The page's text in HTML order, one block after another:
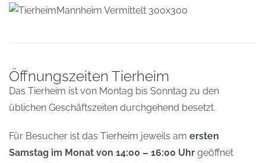
Öffnungszeiten Tierheim
Das Tierheim ist von Montag bis Sonntag zu den
üblichen Geschäftszeiten durchgehend besetzt.
Für Besucher ist das Tierheim jeweils am ersten
Samstag im Monat von 14:00 – 16:00 Uhr geöffnet